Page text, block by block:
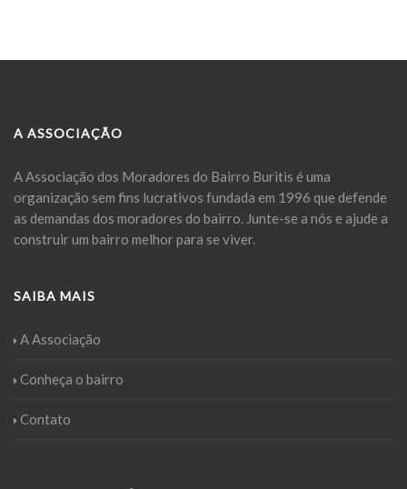
A ASSOCIAÇÃO
A Associação dos Moradores do Bairro Buritis é uma
organização sem fins lucrativos fundada em 1996 que defende
as demandas dos moradores do bairro. Junte-se a nós e ajude a
construir um bairro melhor para se viver.
SAIBA MAIS
A Associação
Conheça o bairro
Contato